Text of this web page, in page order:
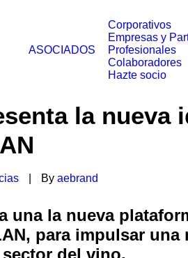
ASOCIADOS
Corporativos
Empresas y
Profesionales
Colaboradores
Hazte socio
la nueva
By aebrand
una la nueva
para impulsar una
del vino.